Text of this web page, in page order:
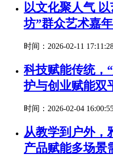
以文化聚人气
坊”群众艺术嘉
时间：2026-02-11
科技赋能传统，
护与创业赋能双
时间：2026-02-04
从教学到户外，
产品赋能多场景